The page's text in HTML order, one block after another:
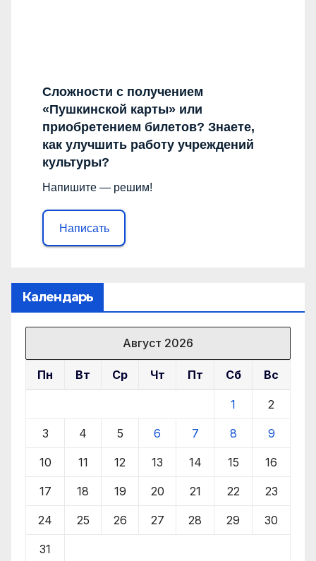
Сложности с получением
«Пушкинской карты» или
приобретением билетов? Знаете,
как улучшить работу учреждений
культуры?
Напишите — решим!
Написать
Календарь
Август 2026
Пн Вт Ср Чт Пт Сб Вс
1 2
3 4 5 6 7 8 9
10 11 12 13 14 15 16
17 18 19 20 21 22 23
24 25 26 27 28 29 30
31